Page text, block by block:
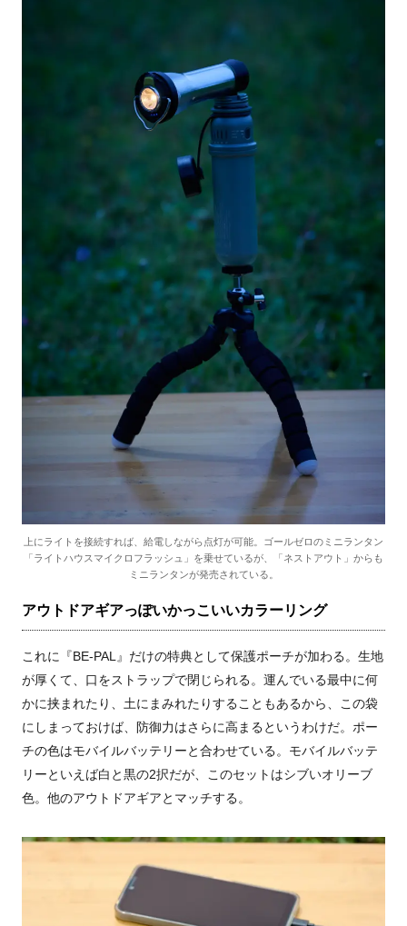
上にライトを接続すれば、給電しながら点灯が可能。ゴールゼロのミニランタン
「ライトハウスマイクロフラッシュ」を乗せているが、「ネストアウト」からも
ミニランタンが発売されている。
アウトドアギアっぽいかっこいいカラーリング
これに『BE-PAL』だけの特典として保護ポーチが加わる。生地
が厚くて、口をストラップで閉じられる。運んでいる最中に何
かに挟まれたり、土にまみれたりすることもあるから、この袋
にしまっておけば、防御力はさらに高まるというわけだ。ポー
チの色はモバイルバッテリーと合わせている。モバイルバッテ
リーといえば白と黒の2択だが、このセットはシブいオリーブ
色。他のアウトドアギアとマッチする。